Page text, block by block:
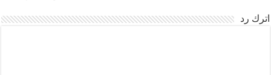
اترك رد